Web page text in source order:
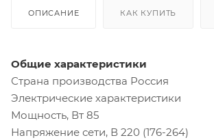
ОПИСАНИЕ КАК КУПИТЬ
Общие характеристики
Страна производства Россия
Электрические характеристики
Мощность, Вт 85
Напряжение сети, В 220 (176-264)